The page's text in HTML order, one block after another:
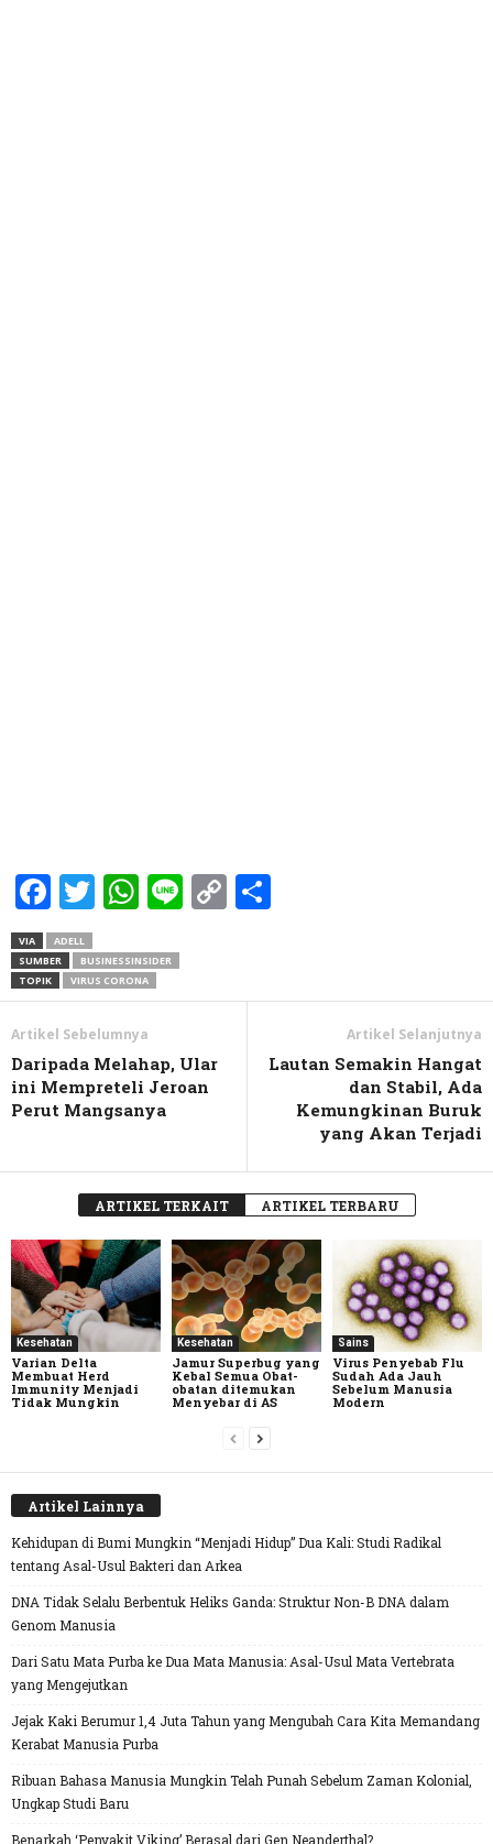
Facebook
Twitter
WhatsApp
LineCopy
VIA
ADELL
SUMBER
BUSINESSINSIDER
TOPIK
VIRUS CORONA
Artikel Sebelumnya
Daripada Melahap, Ular
ini Mempreteli Jeroan
Perut Mangsanya
Artikel Selanjutnya
Lautan Semakin Hangat
dan Stabil, Ada
Kemungkinan Buruk
yang Akan Terjadi
ARTIKEL TERKAIT ARTIKEL TERBARU
Kesehatan
Varian Delta
Membuat Herd
Immunity Menjadi
Tidak Mungkin
Kesehatan
Jamur Superbug yang
Kebal Semua Obat-
obatan ditemukan
Menyebar di AS
Sains
Virus Penyebab Flu
Sudah Ada Jauh
Sebelum Manusia
Modern
Artikel Lainnya
Kehidupan di Bumi Mungkin “Menjadi Hidup” Dua Kali: Studi Radikal
tentang Asal-Usul Bakteri dan Arkea
DNA Tidak Selalu Berbentuk Heliks Ganda: Struktur Non-B DNA dalam
Genom Manusia
Dari Satu Mata Purba ke Dua Mata Manusia: Asal-Usul Mata Vertebrata
yang Mengejutkan
Jejak Kaki Berumur 1,4 Juta Tahun yang Mengubah Cara Kita Memandang
Kerabat Manusia Purba
Ribuan Bahasa Manusia Mungkin Telah Punah Sebelum Zaman Kolonial,
Ungkap Studi Baru
Benarkah ‘Penyakit Viking’ Berasal dari Gen Neanderthal?